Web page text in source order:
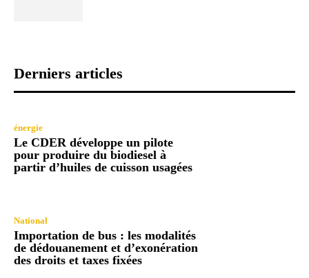
Derniers articles
énergie
Le CDER développe un pilote
pour produire du biodiesel à
partir d’huiles de cuisson usagées
National
Importation de bus : les modalités
de dédouanement et d’exonération
des droits et taxes fixées